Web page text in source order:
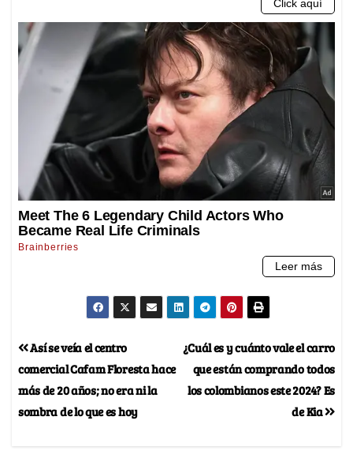
¿Cuál es y cuánto vale el carro
que están comprando todos
los colombianos este 2024? Es
de Kia
Así se veía el centro
comercial Cafam Floresta hace
más de 20 años; no era ni la
sombra de lo que es hoy